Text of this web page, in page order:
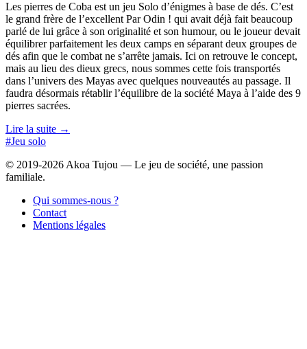
Les pierres de Coba est un jeu Solo d’énigmes à base de dés. C’est
le grand frère de l’excellent Par Odin ! qui avait déjà fait beaucoup
parlé de lui grâce à son originalité et son humour, ou le joueur devait
équilibrer parfaitement les deux camps en séparant deux groupes de
dés afin que le combat ne s’arrête jamais. Ici on retrouve le concept,
mais au lieu des dieux grecs, nous sommes cette fois transportés
dans l’univers des Mayas avec quelques nouveautés au passage. Il
faudra désormais rétablir l’équilibre de la société Maya à l’aide des 9
pierres sacrées.
Lire la suite →
#Jeu solo
© 2019-2026 Akoa Tujou — Le jeu de société, une passion
familiale.
Qui sommes-nous ?
Contact
Mentions légales